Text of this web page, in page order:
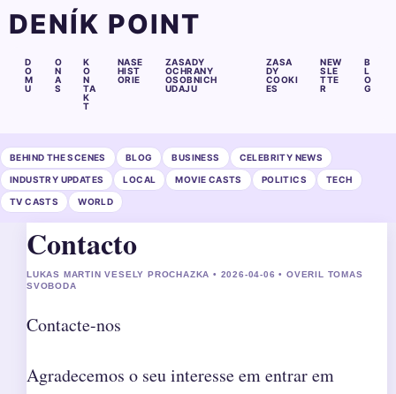
DENÍK POINT
D
O
M
U
O
N
A
S
K
O
N
TA
K
T
NASE
HIST
ORIE
ZASADY
OCHRANY
OSOBNICH
UDAJU
ZASA
DY
COOKI
ES
NEW
SLE
TTE
R
B
L
O
G
BEHIND THE SCENES BLOG BUSINESS CELEBRITY NEWS
INDUSTRY UPDATES LOCAL MOVIE CASTS POLITICS TECH
TV CASTS WORLD
Contacto
LUKAS MARTIN VESELY PROCHAZKA • 2026-04-06 • OVERIL TOMAS
SVOBODA
Contacte-nos
Agradecemos o seu interesse em entrar em